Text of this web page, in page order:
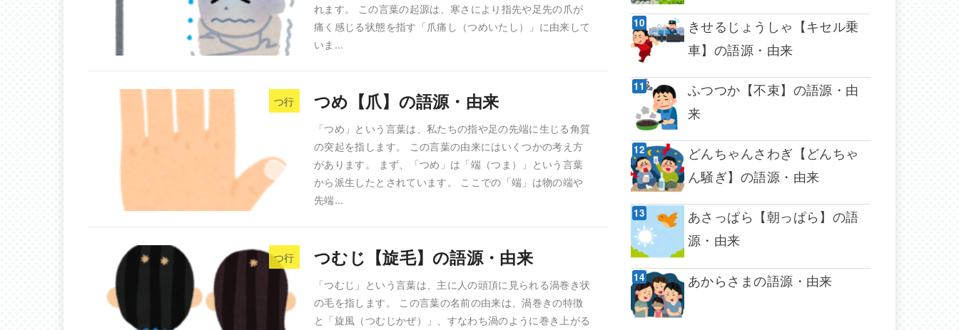
れます。 この言葉の起源は、寒さにより指先や足先の爪が
痛く感じる状態を指す「爪痛し（つめいたし）」に由来して
いま...
つ行 つめ【爪】の語源・由来
「つめ」という言葉は、私たちの指や足の先端に生じる角質
の突起を指します。 この言葉の由来にはいくつかの考え方
があります。 まず、「つめ」は「端（つま）」という言葉
から派生したとされています。 ここでの「端」は物の端や
先端...
つ行 つむじ【旋毛】の語源・由来
「つむじ」という言葉は、主に人の頭頂に見られる渦巻き状
の毛を指します。 この言葉の名前の由来は、渦巻きの特徴
と「旋風（つむじかぜ）」、すなわち渦のように巻き上がる
きせるじょうしゃ【キセル乗
車】の語源・由来
ふつつか【不束】の語源・由
来
どんちゃんさわぎ【どんちゃ
ん騒ぎ】の語源・由来
あさっぱら【朝っぱら】の語
源・由来
あからさまの語源・由来